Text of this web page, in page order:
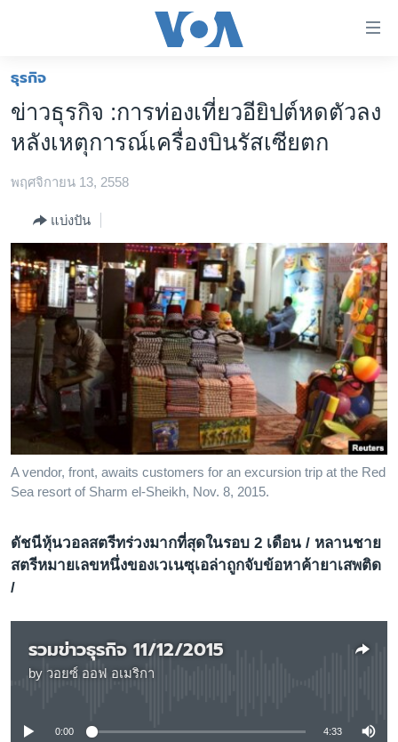
ต่อ
ข้าม
ไป
เนื้อหา
ข้าม
หลัก
ข้าม
ไป
ค้นหา
หน้าหลัก
โลก
เอเชีย
สหรัฐฯ
ไทย
ธุรกิจ
วิทยาศาสตร์
สังคมและสุขภาพ
ไลฟ์สไตล์
ตรวจสอบข่าว
เรียนรู้ภาษาอังกฤษ
พอดคาสต์
ติดตามเรา
เลือกภาษา
ธุรกิจ
ข่าวธุรกิจ :การท่องเที่ยวอียิปต์หดตัวลง
หลังเหตุการณ์เครื่องบินรัสเซียตก
พฤศจิกายน 13, 2558
แบ่งปัน
A vendor, front, awaits customers for an excursion trip at the Red
Sea resort of Sharm el-Sheikh, Nov. 8, 2015.
ดัชนีหุ้นวอลสตรีทร่วงมากที่สุดในรอบ 2 เดือน / หลานชาย
สตรีหมายเลขหนึ่งของเวเนซุเอล่าถูกจับข้อหาค้ายาเสพติด
/
รวมข่าวธุรกิจ 11/12/2015
by วอยซ์ ออฟ อเมริกา
No media source currently available
0:00 4:33